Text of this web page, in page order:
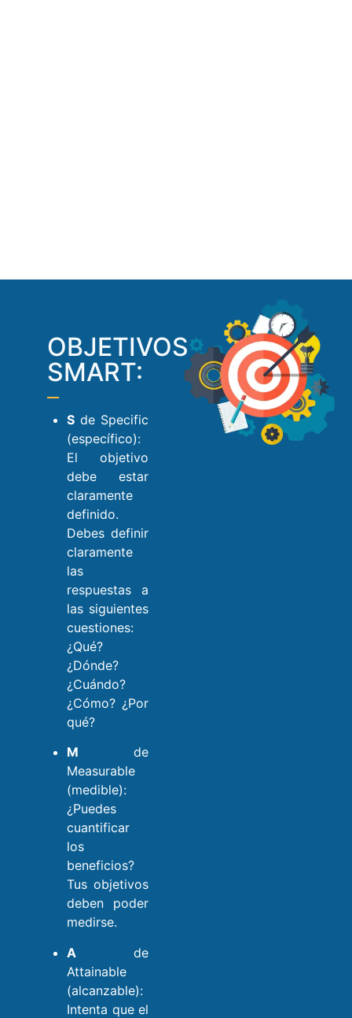
OBJETIVOS
SMART:
S de Specific
(específico):
El objetivo
debe estar
claramente
definido.
Debes definir
claramente
las
respuestas a
las siguientes
cuestiones:
¿Qué?
¿Dónde?
¿Cuándo?
¿Cómo? ¿Por
qué?
M de
Measurable
(medible):
¿Puedes
cuantificar
los
beneficios?
Tus objetivos
deben poder
medirse.
A de
Attainable
(alcanzable):
Intenta que el